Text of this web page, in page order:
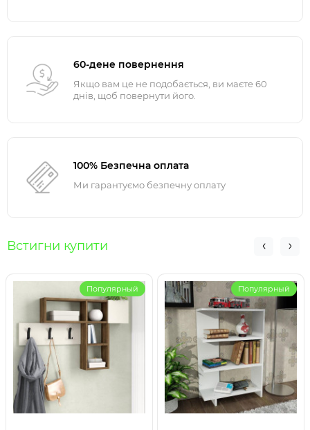
60-дене повернення
Якщо вам це не подобається, ви маєте 60
днів, щоб повернути його.
100% Безпечна оплата
Ми гарантуємо безпечну оплату
Встигни купити
Популярный Популярный